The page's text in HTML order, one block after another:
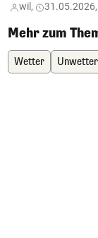
wil,
Mehr zum
Wetter Unwetter